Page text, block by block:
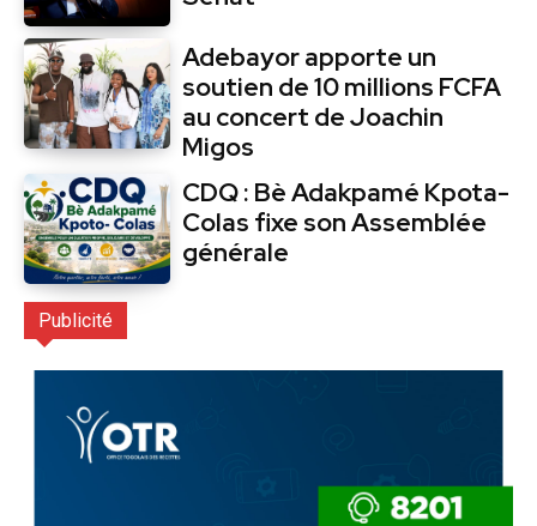
Adebayor apporte un
soutien de 10 millions FCFA
au concert de Joachin
Migos
CDQ : Bè Adakpamé Kpota-
Colas fixe son Assemblée
générale
Publicité